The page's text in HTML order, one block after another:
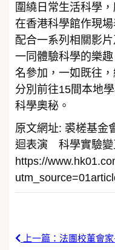
圍繞日常生活科學
在香港科學館作現
配合一系列相關影
一同體驗科學的樂
名參加，一如既往
分別前往15間本地
科學奧秘。
原文網址: 裘槎基金
迴表演 科學實驗變
https://
上一篇：法團校董會